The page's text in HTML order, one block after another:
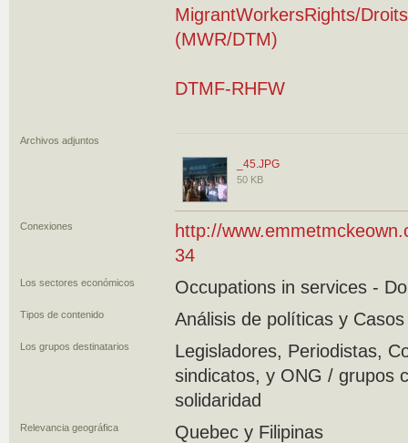
MigrantWorkersRights/
(MWR/DTM)
DTMF-RHFW
Archivos adjuntos
_45.JPG
50 KB
Conexiones
http://
34
Los sectores económicos Occupations in services -
Tipos de contenido Análisis de políticas y
Los grupos destinatarios
Legisladores, Periodistas,
sindicatos, y ONG / grupos
solidaridad
Relevancia geográfica Quebec y Filipinas